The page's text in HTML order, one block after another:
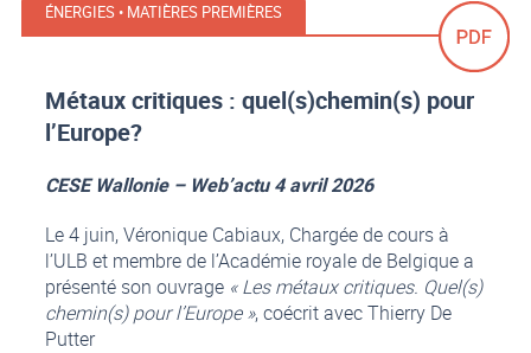
ÉNERGIES • MATIÈRES PREMIÈRES
Métaux critiques : quel(s)chemin(s) pour
l’Europe?
CESE Wallonie – Web’actu 4 avril 2026
Le 4 juin, Véronique Cabiaux, Chargée de cours à
l’ULB et membre de l’Académie royale de Belgique a
présenté son ouvrage « Les métaux critiques. Quel(s)
chemin(s) pour l’Europe », coécrit avec Thierry De
Putter